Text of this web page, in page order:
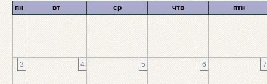
пн вт ср чтв птн
3 4 5 6 7